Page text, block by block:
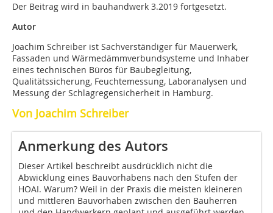
Der Beitrag wird in bauhandwerk 3.2019 fortgesetzt.
Autor
Joachim Schreiber ist Sachverständiger für Mauerwerk,
Fassaden und Wärmedämmverbundsysteme und Inhaber
eines technischen Büros für Baubegleitung,
Qualitätssicherung, Feuchtemessung, Laboranalysen und
Messung der Schlagregensicherheit in Hamburg.
Von Joachim Schreiber
Anmerkung des Autors
Dieser Artikel beschreibt ausdrücklich nicht die
Abwicklung eines Bauvorhabens nach den Stufen der
HOAI. Warum? Weil in der Praxis die meisten kleineren
und mittleren Bauvorhaben zwischen den Bauherren